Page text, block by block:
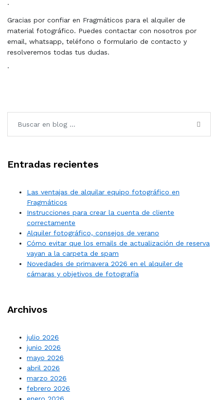
·
Gracias por confiar en Fragmáticos para el alquiler de
material fotográfico. Puedes contactar con nosotros por
email, whatsapp, teléfono o formulario de contacto y
resolveremos todas tus dudas.
·
Entradas recientes
Las ventajas de alquilar equipo fotográfico en
Fragmáticos
Instrucciones para crear la cuenta de cliente
correctamente
Alquiler fotográfico, consejos de verano
Cómo evitar que los emails de actualización de reserva
vayan a la carpeta de spam
Novedades de primavera 2026 en el alquiler de
cámaras y objetivos de fotografía
Archivos
julio 2026
junio 2026
mayo 2026
abril 2026
marzo 2026
febrero 2026